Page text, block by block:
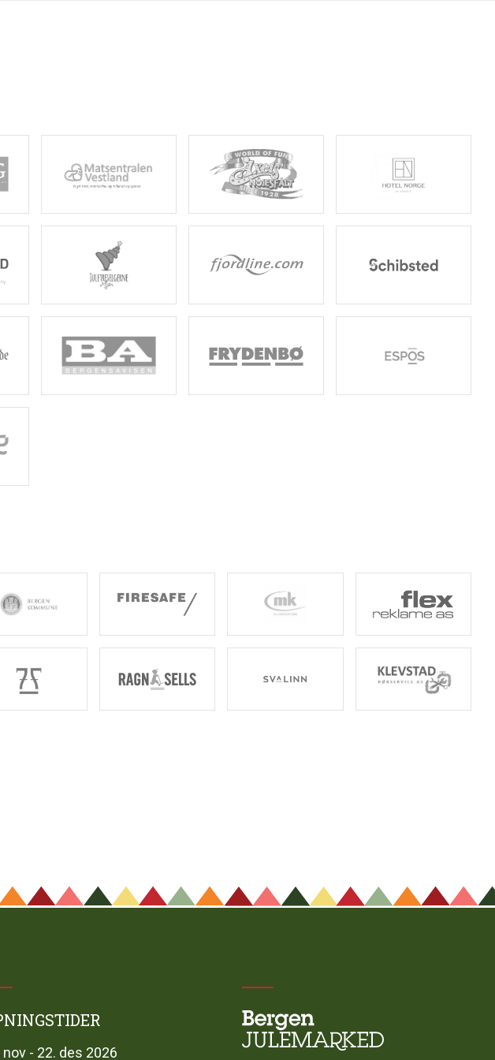
Kart
Overnatting
nov - 22. des 2026